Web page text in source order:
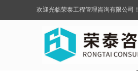
欢迎光临荣泰工程管理咨询有限公司！